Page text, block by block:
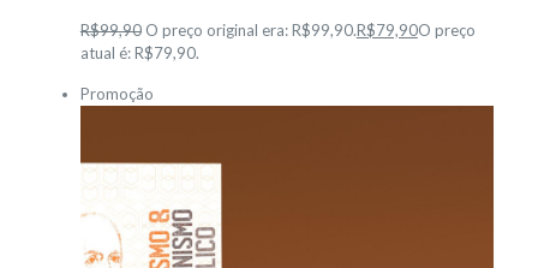
R$99,90O preço original era: R$99,90.R$79,90O preço
atual é: R$79,90.
Promoção